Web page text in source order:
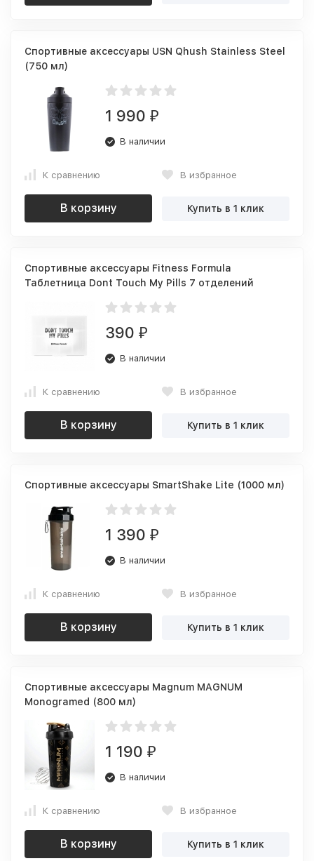
Спортивные аксессуары USN Qhush Stainless Steel
(750 мл)
1 990 ₽
В наличии
К сравнению В избранное
В корзину Купить в 1 клик
Спортивные аксессуары Fitness Formula
Таблетница Dont Touch My Pills 7 отделений
390 ₽
В наличии
К сравнению В избранное
В корзину Купить в 1 клик
Спортивные аксессуары SmartShake Lite (1000 мл)
1 390 ₽
В наличии
К сравнению В избранное
В корзину Купить в 1 клик
Спортивные аксессуары Magnum MAGNUM
Monogramed (800 мл)
1 190 ₽
В наличии
К сравнению В избранное
В корзину Купить в 1 клик